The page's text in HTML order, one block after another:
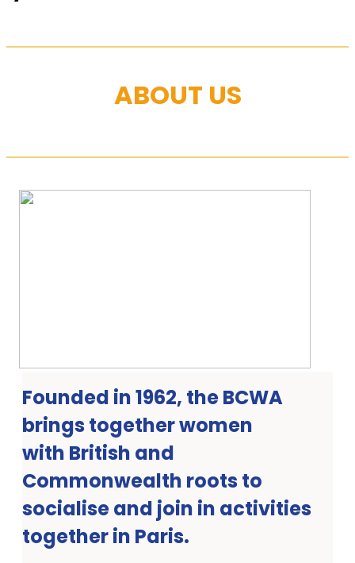
ABOUT US
Founded in 1962, the BCWA
brings together women
with British and
Commonwealth roots to
socialise and join in activities
together in Paris.